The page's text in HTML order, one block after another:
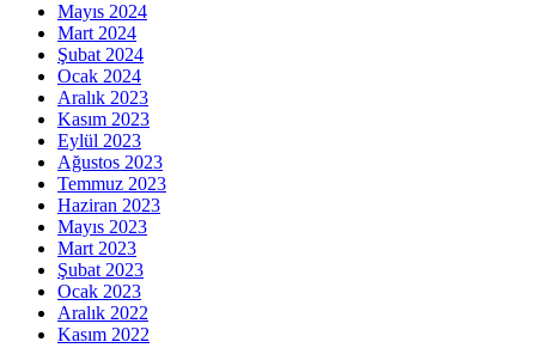
Mayıs 2024
Mart 2024
Şubat 2024
Ocak 2024
Aralık 2023
Kasım 2023
Eylül 2023
Ağustos 2023
Temmuz 2023
Haziran 2023
Mayıs 2023
Mart 2023
Şubat 2023
Ocak 2023
Aralık 2022
Kasım 2022